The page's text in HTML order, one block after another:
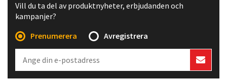
Vill du ta del av produktnyheter, erbjudanden och
kampanjer?
Prenumerera
Avregistrera